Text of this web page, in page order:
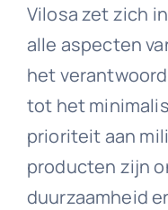
Vilosa zet zich
alle aspecten
het
tot het
prioriteit aan
producten zijn
duurzaamheid